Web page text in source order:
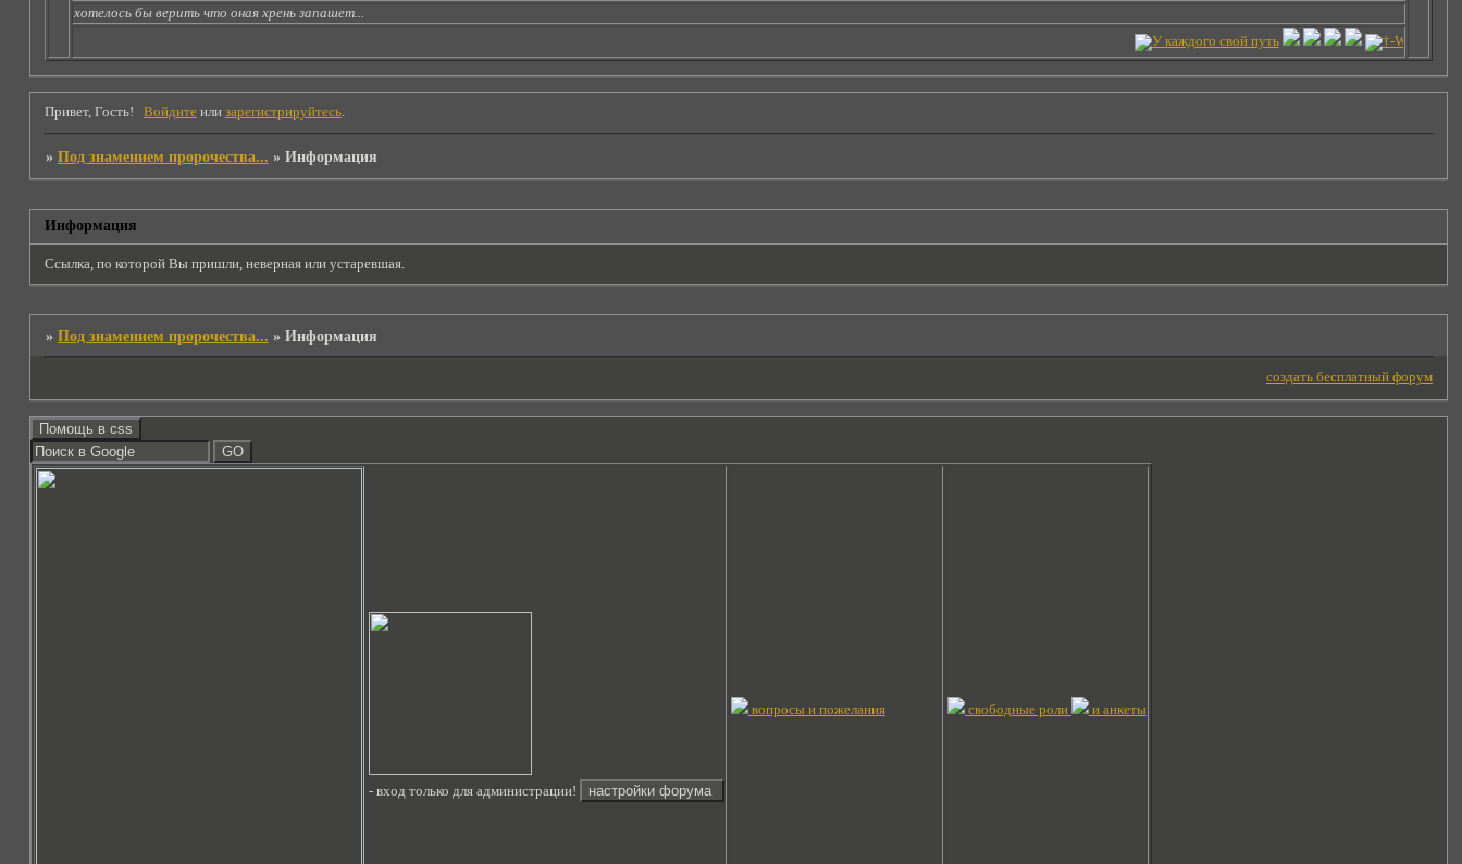
хотелось бы верить что оная хрень запашет...
Привет, Гость! Войдитеили зарегистрируйтесь.
» Под знамением пророчества... » Информация
Информация
Ссылка, по которой Вы пришли, неверная или устаревшая.
» Под знамением пророчества... » Информация
создать бесплатный форум
- вход только для администрации!
вопросы и пожелания свободные роли и анкеты